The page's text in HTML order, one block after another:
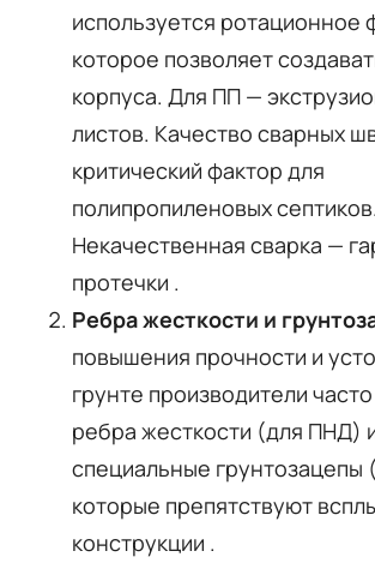
используется ротационное
которое позволяет
корпуса. Для ПП —
листов. Качество сварных
критический фактор для
полипропиленовых септиков.
Некачественная сварка —
протечки .
Ребра жесткости и
повышения прочности и
грунте производители
ребра жесткости (для ПНД)
специальные грунтозацепы
которые препятствуют
конструкции .